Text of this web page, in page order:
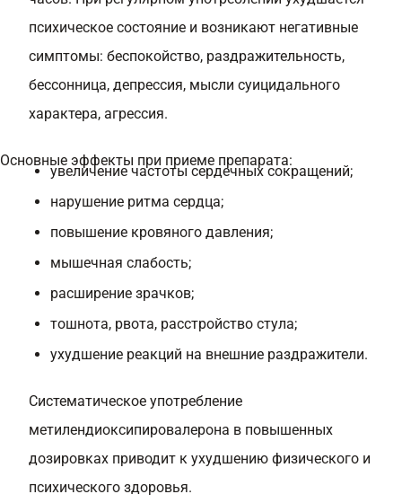
психическое состояние и возникают негативные
симптомы: беспокойство, раздражительность,
бессонница, депрессия, мысли суицидального
характера, агрессия.
Основные эффекты при приеме препарата:
увеличение частоты сердечных сокращений;
нарушение ритма сердца;
повышение кровяного давления;
мышечная слабость;
расширение зрачков;
тошнота, рвота, расстройство стула;
ухудшение реакций на внешние раздражители.
Систематическое употребление
метилендиоксипировалерона в повышенных
дозировках приводит к ухудшению физического и
психического здоровья.